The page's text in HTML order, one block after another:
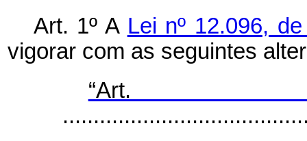
Art. 1º A Lei nº 12.096,
vigorar com as seguintes